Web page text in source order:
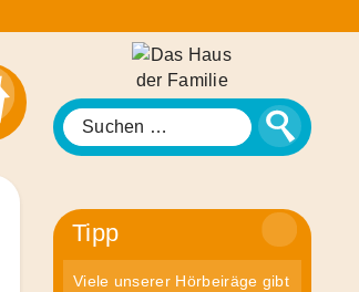
der
Familie
Suche
Suchen
nach:
Tipp
Viele unserer Hörbeiräge gibt